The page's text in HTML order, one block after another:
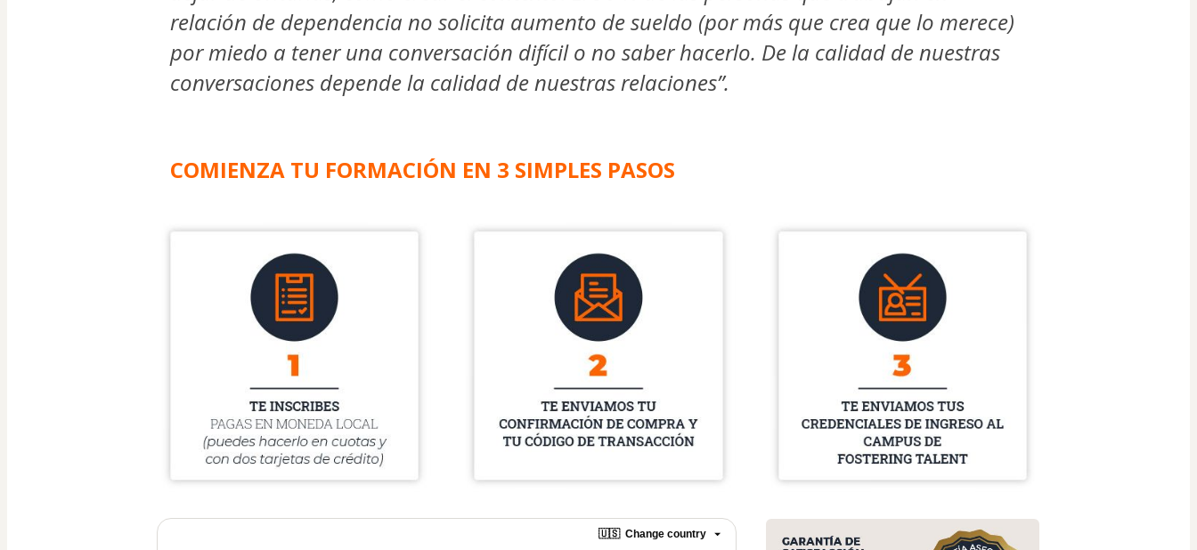
relación de dependencia no solicita aumento de sueldo (por más que crea que lo merece)
por miedo a tener una conversación difícil o no saber hacerlo. De la calidad de nuestras
conversaciones depende la calidad de nuestras relaciones”.
COMIENZA TU FORMACIÓN EN 3 SIMPLES PASOS
🇺🇸 Change country